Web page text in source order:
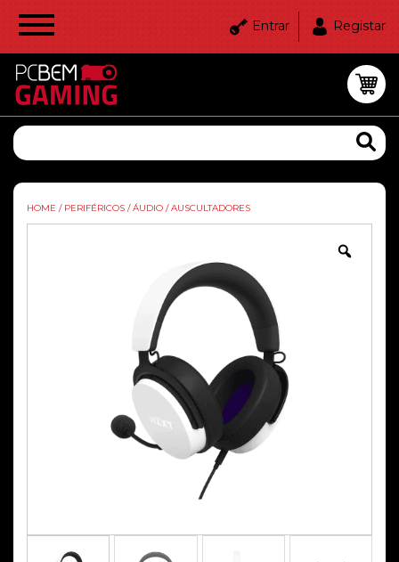
Entrar Registar
HOME / PERIFÉRICOS / ÁUDIO / AUSCULTADORES